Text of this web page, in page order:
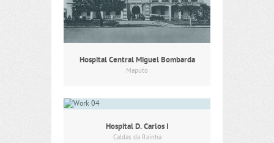
Hospital Central Miguel Bombarda
Maputo
Hospital D. Carlos I
Caldas da Rainha